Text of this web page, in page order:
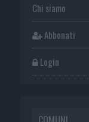
Chi siamo
Abbonati
Login